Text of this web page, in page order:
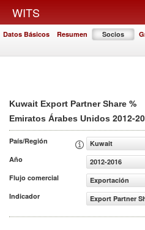
WITS
Datos Básicos Resumen Socios
Kuwait Export Partner Share %
Emiratos Árabes Unidos 2012-
País/Región
Kuwait
Año
2012-2016
Flujo comercial
Exportación
Indicador
Export Partner